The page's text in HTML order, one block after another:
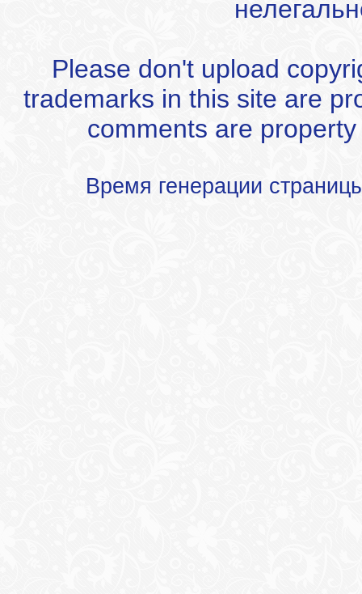
Please don't upload
trademarks in this site are
comments are
Время генерации